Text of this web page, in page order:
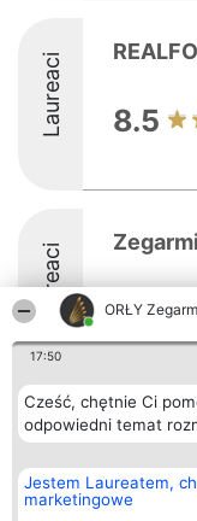
ORŁY
17:50
Cześć, chętnie Ci
odpowiedni temat
Jestem Laureatem,
marketingowe
Laureaci 8.5
Laureaci 9.8
Organizator plebiscytu
Bright Side Solutions sp. z o.
ul. Ruska 22
Wrocław 50-079